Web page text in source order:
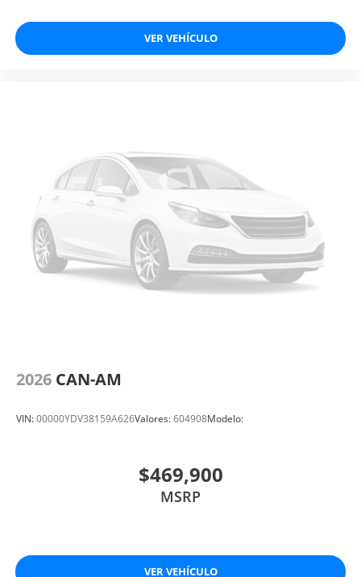
VER VEHÍCULO
2026 CAN-AM
VIN:00000YDV38159A626Valores:604908Modelo:
$469,900
MSRP
VER VEHÍCULO